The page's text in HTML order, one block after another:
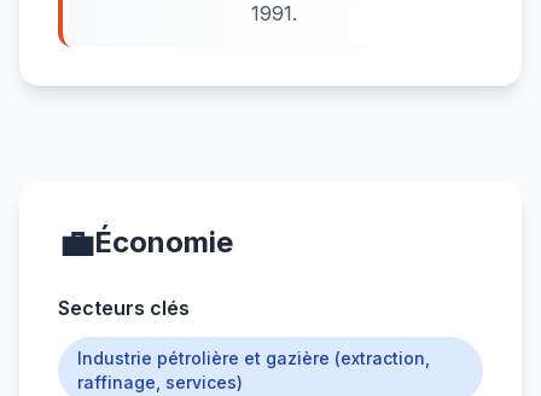
1991.
💼Économie
Secteurs clés
Industrie pétrolière et gazière (extraction,
raffinage, services)